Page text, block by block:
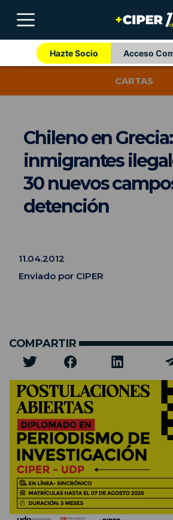
Hazte Socio Acceso
CARTAS
Chileno en
inmigrantes
30 nuevos
detención
11.04.2012
Enviado por CIPER
COMPARTIR